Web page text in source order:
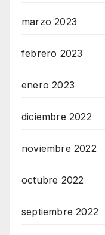
marzo 2023
febrero 2023
enero 2023
diciembre 2022
noviembre 2022
octubre 2022
septiembre 2022